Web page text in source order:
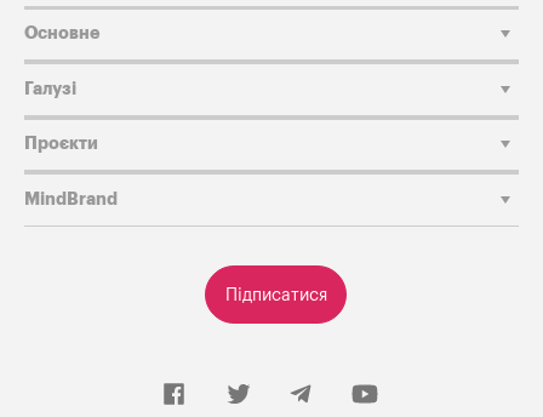
Підписатися
Основне
Галузі
Проєкти
MindBrand